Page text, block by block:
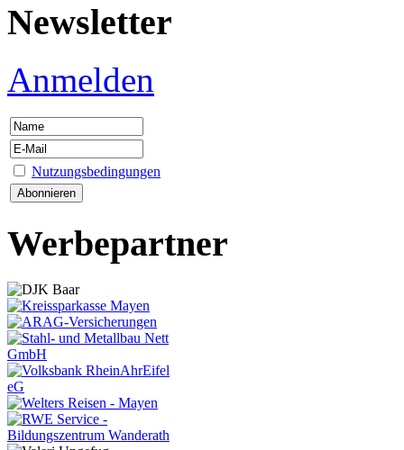
Newsletter
Anmelden
Nutzungsbedingungen
Werbepartner